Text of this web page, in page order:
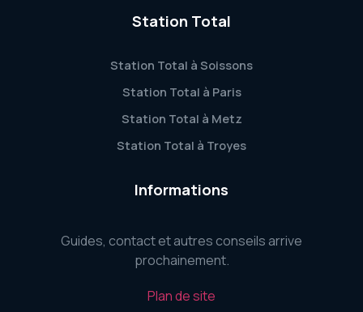
Station Total
Station Total à Soissons
Station Total à Paris
Station Total à Metz
Station Total à Troyes
Informations
Guides, contact et autres conseils arrive
prochainement.
Plan de site